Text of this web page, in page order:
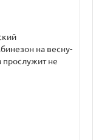
на весну-
прослужит не